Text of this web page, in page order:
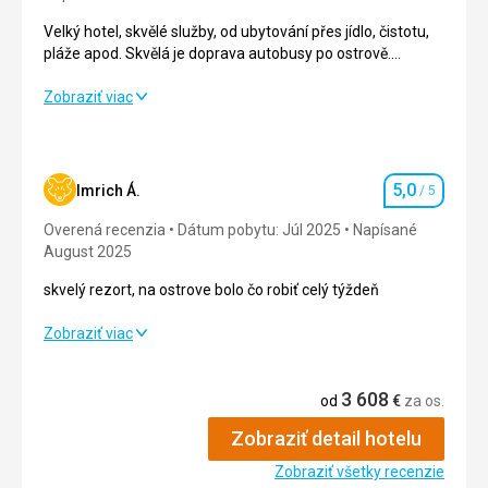
Velký hotel, skvělé služby, od ubytování přes jídlo, čistotu,
pláže apod. Skvělá je doprava autobusy po ostrově.
Velký hotel, skvělé služby, od ubytování přes jídlo, čistotu,
Strava 5,0/ 5
Ubytovanie 5,0
Krásná klidná pláž, kousek od břehu možnost šnorchlování.
Zobraziť viac
Imrich Á. Hodnotenie
5,0 / 5
Overená recenzia Dátum pobytu: Júl 2025
Napísané
August 2025
skvelý rezort, na ostrove bolo čo robiť celý týždeň
skvelý rezort, na ostrove bolo čo robiť celý týždeň
5,0/ 5
5,0/ 5
Zobraziť viac
od 3 608 € za os.
Zobraziť detail hotelu
Zobraziť všetky recenzie